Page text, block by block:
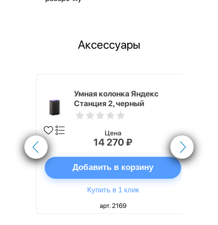
Аксессуары
Умная колонка Яндекс
Станция 2, черный
Цена
14 270 ₽
Добавить в корзину
Купить в 1 клик
арт. 2169